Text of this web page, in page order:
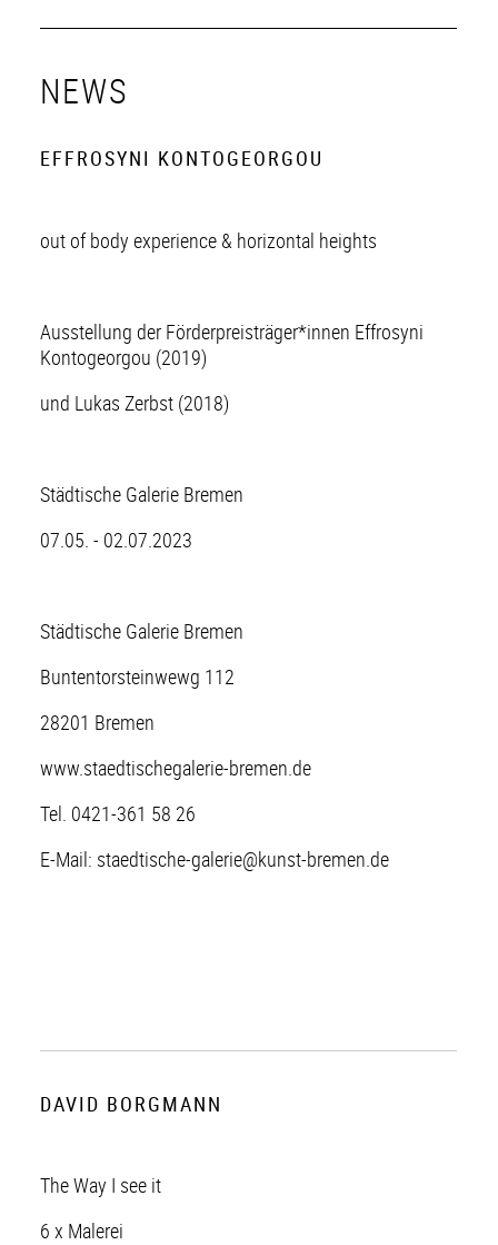
NEWS
EFFROSYNI KONTOGEORGOU
out of body experience & horizontal heights
Ausstellung der Förderpreisträger*innen Effrosyni
Kontogeorgou (2019)
und Lukas Zerbst (2018)
Städtische Galerie Bremen
07.05. - 02.07.2023
Städtische Galerie Bremen
Buntentorsteinwewg 112
28201 Bremen
www.staedtischegalerie-bremen.de
Tel. 0421-361 58 26
E-Mail: staedtische-galerie@kunst-bremen.de
DAVID BORGMANN
The Way I see it
6 x Malerei